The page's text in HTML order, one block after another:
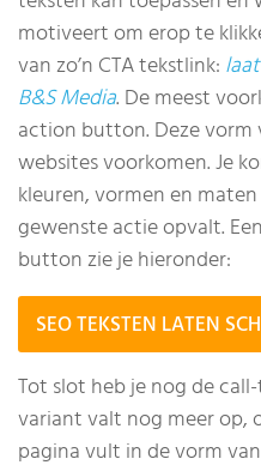
motiveert om erop te
van zo’n CTA tekstlink:
B&S Media. De meest
action button. Deze vorm
websites voorkomen. Je
kleuren, vormen en
gewenste actie opvalt.
button zie je hieronder:
SEO TEKSTEN LATEN
Tot slot heb je nog de
variant valt nog meer op,
pagina vult in de vorm